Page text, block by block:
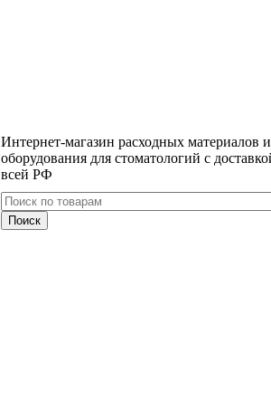
Интернет-магазин расходных материалов и
оборудования для стоматологий с
всей РФ